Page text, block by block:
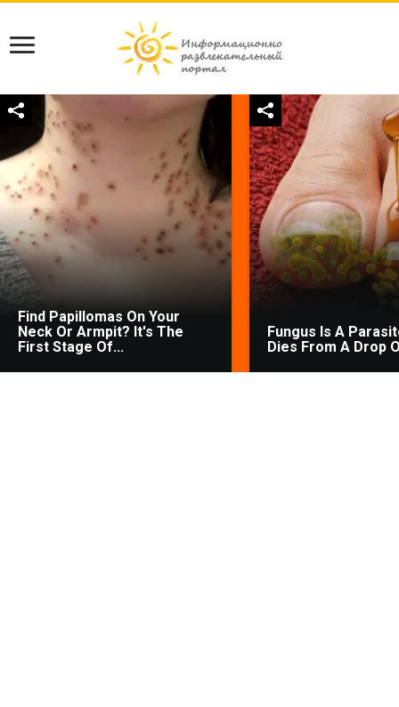
Find Papillomas On Your
Neck Or Armpit? It's The
First Stage Of...
Fungus Is A
Dies From A Drop